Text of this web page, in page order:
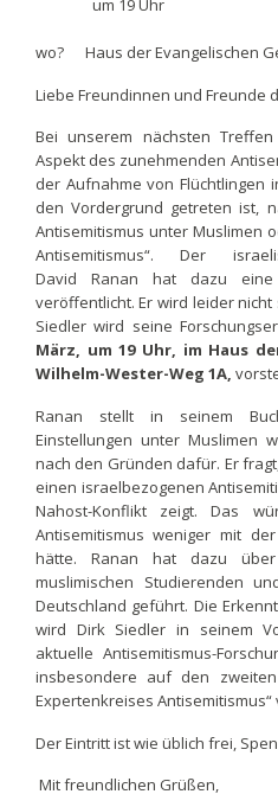
um 19 Uhr
wo? Haus der Evangelischen
Liebe Freundinnen und Freunde
Bei unserem nächsten
Aspekt des zunehmenden
der Aufnahme von
den Vordergrund getreten ist,
Antisemitismus unter Muslimen
Antisemitismus“. Der
David Ranan hat dazu eine
veröffentlicht. Er wird leider
Siedler wird seine
März, um 19 Uhr, im Haus
Wilhelm-Wester-Weg 1A,
Ranan stellt in seinem
Einstellungen unter Muslimen
nach den Gründen dafür. Er
einen israelbezogenen
Nahost-Konflikt zeigt. Das
Antisemitismus weniger mit
hätte. Ranan hat dazu
muslimischen Studierenden
Deutschland geführt. Die
wird Dirk Siedler in seinem
aktuelle Antisemitismus-
insbesondere auf den
Expertenkreises Antisemitismus“
Der Eintritt ist wie üblich frei,
Mit freundlichen Grüßen,